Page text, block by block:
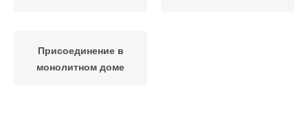
Присоединение в
монолитном доме